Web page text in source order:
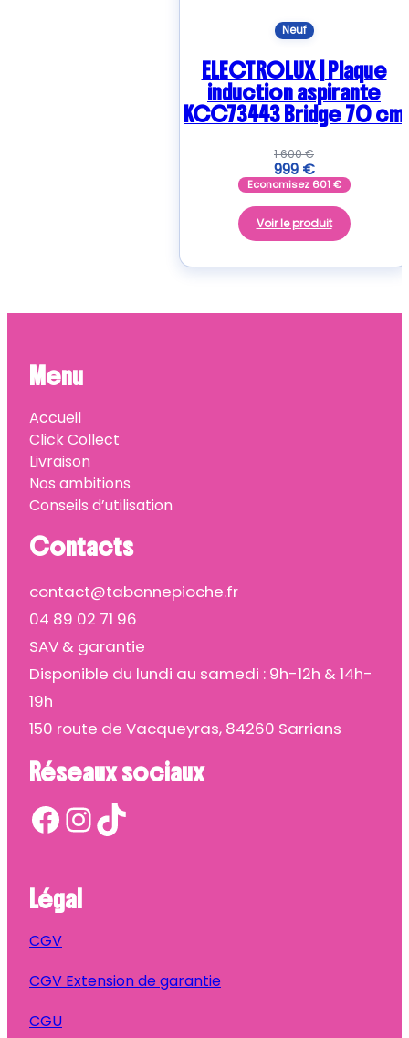
Neuf
ELECTROLUX | Plaque
induction aspirante
KCC73443 Bridge 70 cm
1 600€
999 €
Economisez 601€
Voir le produit
Menu
Accueil
Click Collect
Livraison
Nos ambitions
Conseils d’utilisation
Contacts
contact@tabonnepioche.fr
04 89 02 71 96
SAV & garantie
Disponible du lundi au samedi : 9h-12h & 14h-
19h
150 route de Vacqueyras, 84260 Sarrians
Réseaux sociaux
Facebook InstagramTikTok
Légal
CGV
CGV Extension de garantie
CGU